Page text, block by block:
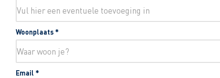
Woonplaats *
Email *